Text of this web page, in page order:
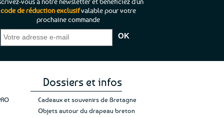
je pouvais pas
;)
mon achat et
rien”Jade C.
“C’est agréable et tout aussi rassurant
de constater qu’il n’y a pas de petite
commande, mais un client à satisfaire.”
code de réduction exclusifvalable pour votre
prochaine commande
Dossiers et infos
Cadeaux et souvenirs de Bretagne
Objets autour du drapeau breton